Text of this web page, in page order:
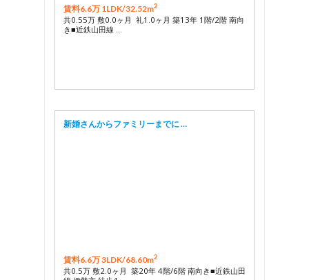
賃料6.6万 1LDK/32.52m2
共0.55万 敷0.0ヶ月 礼1.0ヶ月 築13年 1階/2階 南向
き■近鉄山田線 …
新婚さんからファミリーまでに …
賃料6.6万 3LDK/68.60m2
共0.5万 敷2.0ヶ月 築20年 4階/6階 南向き■近鉄山田